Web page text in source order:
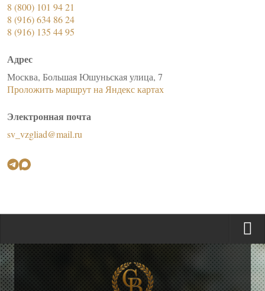
8 (800) 101 94 21
8 (916) 634 86 24
8 (916) 135 44 95
Адрес
Москва, Большая Юшуньская улица, 7
Проложить маршрут на Яндекс картах
Электронная почта
sv_vzgliad@mail.ru